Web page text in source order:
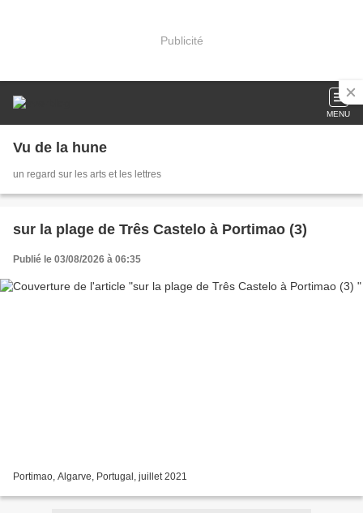
Publicité
MENU
Vu de la hune
un regard sur les arts et les lettres
sur la plage de Três Castelo à Portimao (3)
Publié le 03/08/2026 à 06:35
Portimao, Algarve, Portugal, juillet 2021